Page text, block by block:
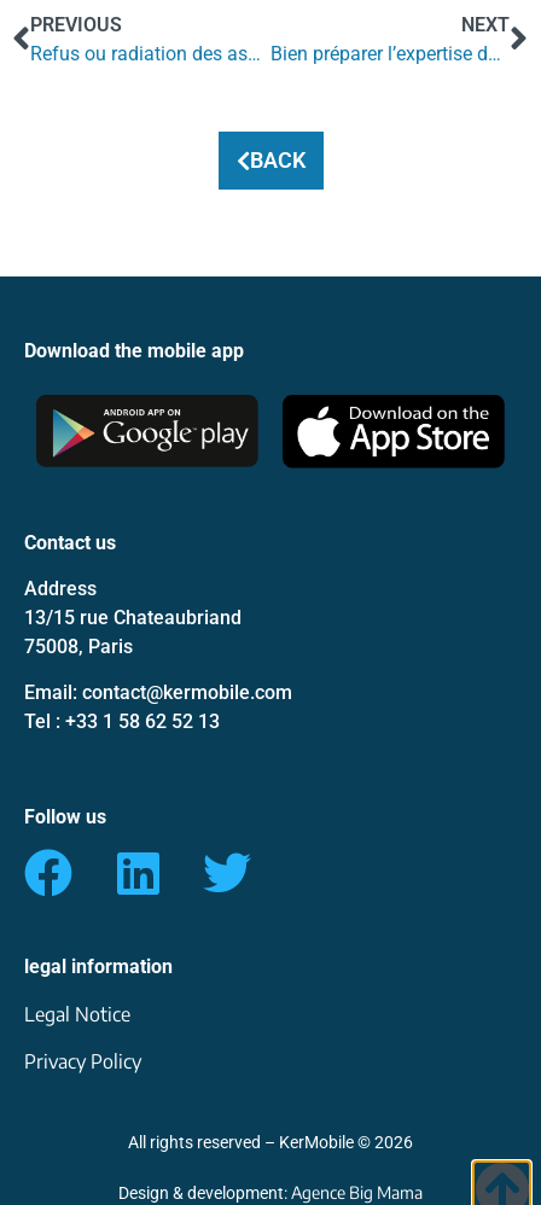
PREVIOUS
Refus ou radiation des assurances face aux risques trop élevés
NEXT
Bien préparer l’expertise du sinistre en immobilier
BACK
Download the mobile app
Contact us
Address
13/15 rue Chateaubriand
75008, Paris
Email: contact@kermobile.com
Tel : +33 1 58 62 52 13
Follow us
legal information
Legal Notice
Privacy Policy
All rights reserved – KerMobile © 2026
Design & development:Agence Big Mama